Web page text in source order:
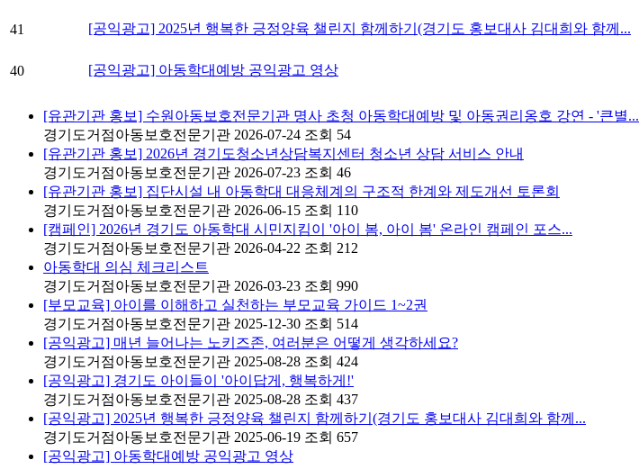
41 [공익광고] 2025년 행복한 긍정양육 챌린지 함께하기(경기도 홍보대사 김대희와 함께...
40 [공익광고] 아동학대예방 공익광고 영상
[유관기관 홍보] 수원아동보호전문기관 명사 초청 아동학대예방 및 아동권리옹호 강연 - '큰별...
경기도거점아동보호전문기관 2026-07-24 조회 54
[유관기관 홍보] 2026년 경기도청소년상담복지센터 청소년 상담 서비스 안내
경기도거점아동보호전문기관 2026-07-23 조회 46
[유관기관 홍보] 집단시설 내 아동학대 대응체계의 구조적 한계와 제도개선 토론회
경기도거점아동보호전문기관 2026-06-15 조회 110
[캠페인] 2026년 경기도 아동학대 시민지킴이 '아이 봄, 아이 봄' 온라인 캠페인 포스...
경기도거점아동보호전문기관 2026-04-22 조회 212
아동학대 의심 체크리스트
경기도거점아동보호전문기관 2026-03-23 조회 990
[부모교육] 아이를 이해하고 실천하는 부모교육 가이드 1~2권
경기도거점아동보호전문기관 2025-12-30 조회 514
[공익광고] 매년 늘어나는 노키즈존, 여러분은 어떻게 생각하세요?
경기도거점아동보호전문기관 2025-08-28 조회 424
[공익광고] 경기도 아이들이 '아이답게, 행복하게!'
경기도거점아동보호전문기관 2025-08-28 조회 437
[공익광고] 2025년 행복한 긍정양육 챌린지 함께하기(경기도 홍보대사 김대희와 함께...
경기도거점아동보호전문기관 2025-06-19 조회 657
[공익광고] 아동학대예방 공익광고 영상